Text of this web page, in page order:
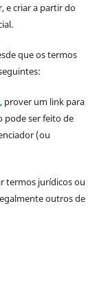
e criar a partir do
que os termos
, prover um link para
pode ser feito de
(ou
termos jurídicos ou
outros de